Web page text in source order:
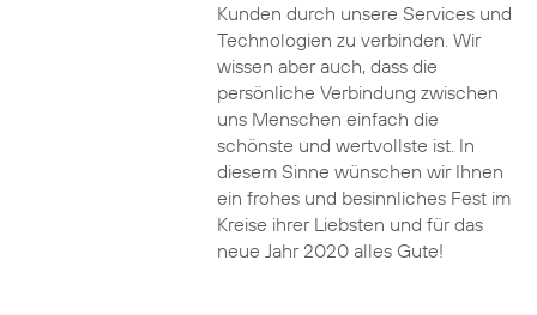
Kunden durch unsere Services und
Technologien zu verbinden. Wir
wissen aber auch, dass die
persönliche Verbindung zwischen
uns Menschen einfach die
schönste und wertvollste ist. In
diesem Sinne wünschen wir Ihnen
ein frohes und besinnliches Fest im
Kreise ihrer Liebsten und für das
neue Jahr 2020 alles Gute!